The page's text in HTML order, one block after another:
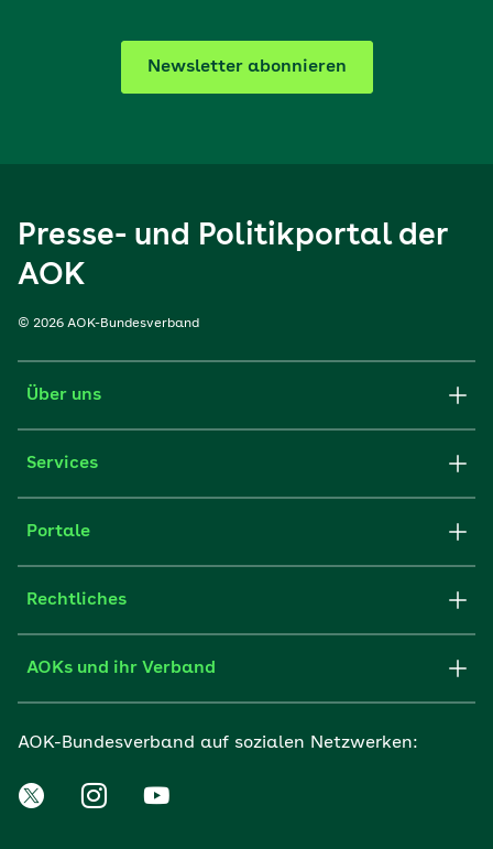
Newsletter abonnieren
Presse- und Politikportal der
AOK
© 2026 AOK-Bundesverband
Über uns
Services
Portale
Rechtliches
AOKs und ihr Verband
AOK-Bundesverband auf sozialen Netzwerken: